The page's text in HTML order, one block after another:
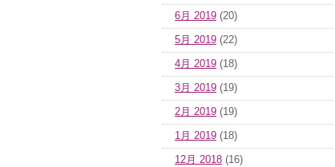
6月 2019 (20)
5月 2019 (22)
4月 2019 (18)
3月 2019 (19)
2月 2019 (19)
1月 2019 (18)
12月 2018 (16)